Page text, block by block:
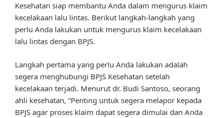
Kesehatan siap membantu Anda dalam mengurus klaim
kecelakaan lalu lintas. Berikut langkah-langkah yang
perlu Anda lakukan untuk mengurus klaim kecelakaan
lalu lintas dengan BPJS.
Langkah pertama yang perlu Anda lakukan adalah
segera menghubungi BPJS Kesehatan setelah
kecelakaan terjadi. Menurut dr. Budi Santoso, seorang
ahli kesehatan, “Penting untuk segera melapor kepada
BPJS agar proses klaim dapat segera dimulai dan Anda